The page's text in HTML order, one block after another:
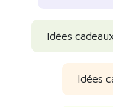
Idées
Idées